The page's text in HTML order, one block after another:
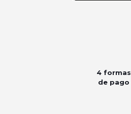
4 formas
de pago